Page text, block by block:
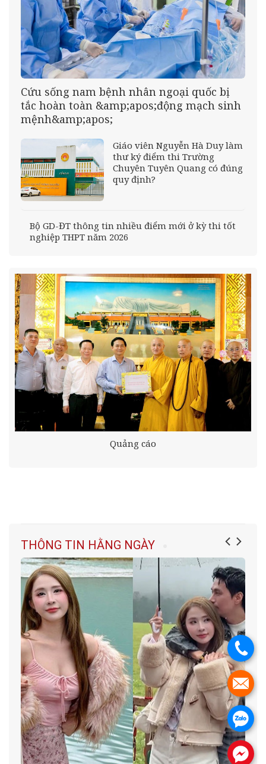
Cứu sống nam bệnh nhân ngoại quốc bị
tắc hoàn toàn &amp;apos;động mạch sinh
mệnh&amp;apos;
Giáo viên Nguyễn Hà Duy làm
thư ký điểm thi Trường
Chuyên Tuyên Quang có đúng
quy định?
Bộ GD-ĐT thông tin nhiều điểm mới ở kỳ thi tốt
nghiệp THPT năm 2026
Quảng cáo
THÔNG TIN HẰNG NGÀY
.
.
.
.